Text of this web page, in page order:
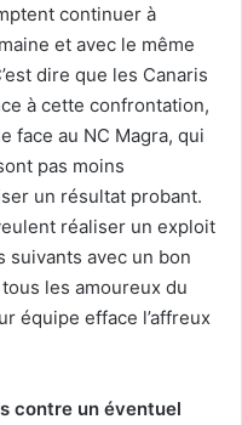
continuer à
et avec le même
dire que les Canaris
à cette confrontation,
face au NC Magra, qui
pas moins
un résultat probant.
réaliser un exploit
suivants avec un bon
les amoureux du
équipe efface l’affreux
contre un éventuel